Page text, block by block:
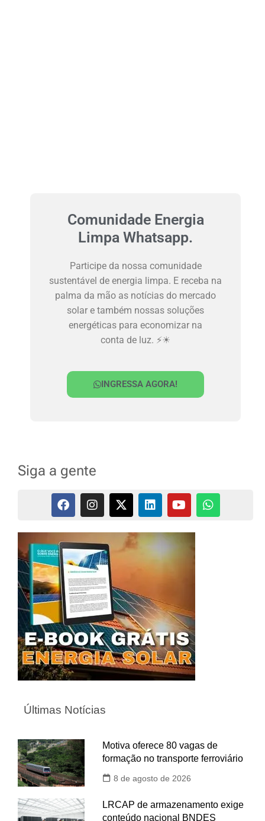
Comunidade Energia
Limpa Whatsapp.
Participe da nossa comunidade
sustentável de energia limpa. E receba na
palma da mão as notícias do mercado
solar e também nossas soluções
energéticas para economizar na
conta de luz. ⚡☀
INGRESSA AGORA!
Siga a gente
Últimas Notícias
Motiva oferece 80 vagas de
formação no transporte ferroviário
8 de agosto de 2026
LRCAP de armazenamento exige
conteúdo nacional BNDES